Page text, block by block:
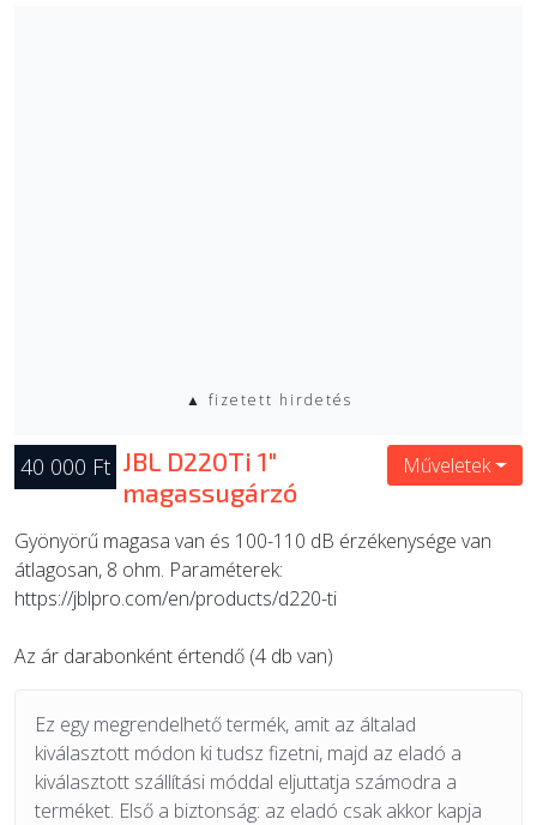
▲ fizetett hirdetés
40 000 Ft JBL D220Ti 1"
magassugárzó
Műveletek
Gyönyörű magasa van és 100-110 dB érzékenysége van
átlagosan, 8 ohm. Paraméterek:
https://jblpro.com/en/products/d220-ti
Az ár darabonként értendő (4 db van)
Ez egy megrendelhető termék, amit az általad
kiválasztott módon ki tudsz fizetni, majd az eladó a
kiválasztott szállítási móddal eljuttatja számodra a
terméket. Első a biztonság: az eladó csak akkor kapja